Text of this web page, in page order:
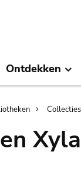
Ontdekken
Collecties